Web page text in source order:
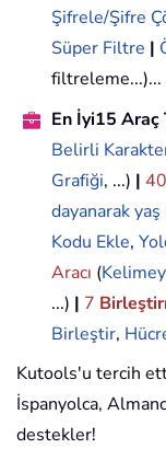
Şifrele/Şifre
Süper Filtre |
filtreleme...)...
En İyi15 Araç
Belirli
Grafiği, ...) |
dayanarak
Kodu Ekle,
Aracı (
...) | 7
Birleştir,
Kutools'u tercih
İspanyolca,
destekler!